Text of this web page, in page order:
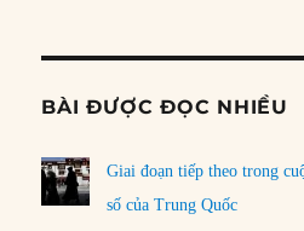
BÀI ĐƯỢC ĐỌC NHIỀU
Giai đoạn tiếp theo trong
số của Trung Quốc